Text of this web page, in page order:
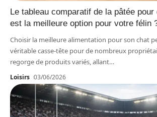
Le tableau comparatif de la pâtée
est la meilleure option pour votre félin
Choisir la meilleure alimentation pour son chat
véritable casse-tête pour de nombreux
regorge de produits variés, allant…
Loisirs 03/06/2026